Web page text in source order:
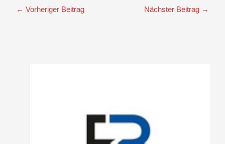
← Vorheriger Beitrag Nächster Beitrag →